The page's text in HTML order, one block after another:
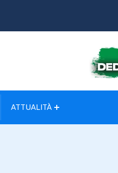
ATTUALITÀ